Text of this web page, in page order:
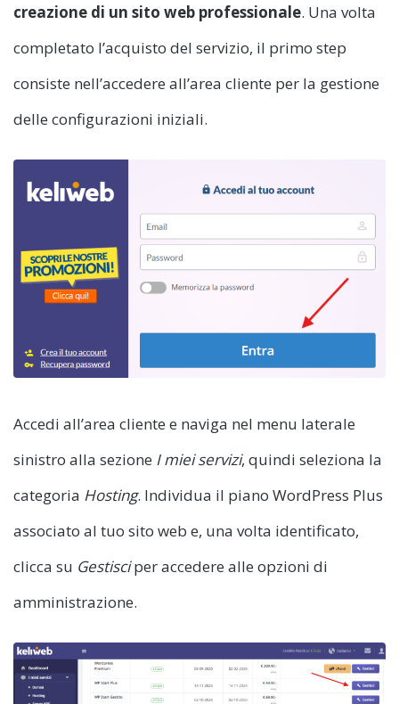
creazione di un sito web professionale. Una volta
completato l’acquisto del servizio, il primo step
consiste nell’accedere all’area cliente per la gestione
delle configurazioni iniziali.
Accedi all’area cliente e naviga nel menu laterale
sinistro alla sezione I miei servizi, quindi seleziona la
categoria Hosting. Individua il piano WordPress Plus
associato al tuo sito web e, una volta identificato,
clicca su Gestisci per accedere alle opzioni di
amministrazione.